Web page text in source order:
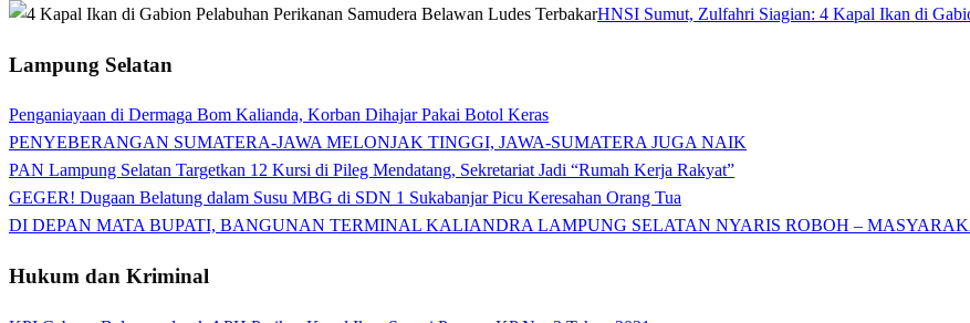
HNSI Sumut, Zulfahri Siagian: 4 Kapal Ikan di
Lampung Selatan
Penganiayaan di Dermaga Bom Kalianda, Korban Dihajar Pakai Botol Keras
PENYEBERANGAN SUMATERA-JAWA MELONJAK TINGGI, JAWA-SUMATERA JUGA NAIK
PAN Lampung Selatan Targetkan 12 Kursi di Pileg Mendatang, Sekretariat Jadi “Rumah Kerja Rakyat”
GEGER! Dugaan Belatung dalam Susu MBG di SDN 1 Sukabanjar Picu Keresahan Orang Tua
DI DEPAN MATA BUPATI, BANGUNAN TERMINAL KALIANDRA LAMPUNG SELATAN NYARIS ROBOH –
Hukum dan Kriminal